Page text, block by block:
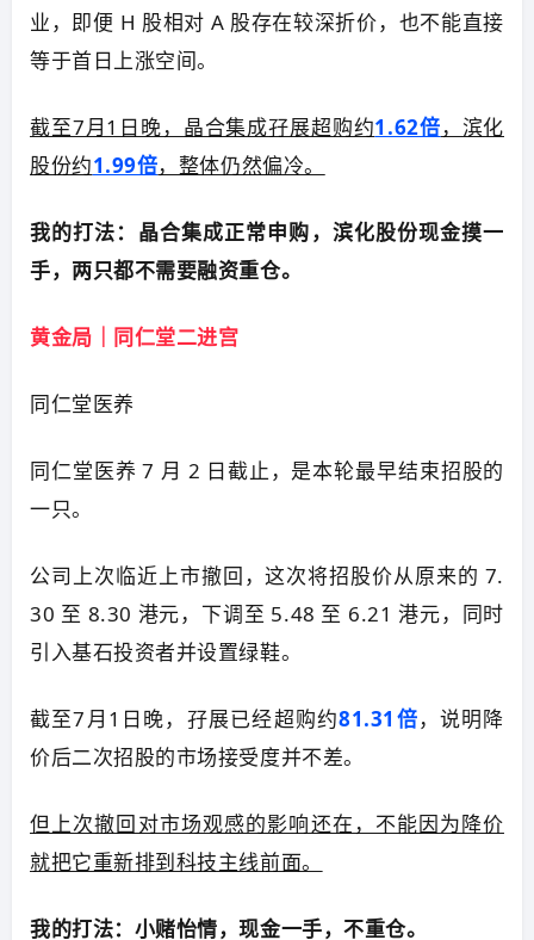
业，即便 H 股相对 A 股存在较深折价，也不能直接
等于首日上涨空间。
截至7月1日晚，晶合集成孖展超购约1.62倍，滨化
股份约1.99倍，整体仍然偏冷。
我的打法：晶合集成正常申购，滨化股份现金摸一
手，两只都不需要融资重仓。
黄金局｜同仁堂二进宫
同仁堂医养
同仁堂医养 7 月 2 日截止，是本轮最早结束招股的
一只。
公司上次临近上市撤回，这次将招股价从原来的 7.
30 至 8.30 港元，下调至 5.48 至 6.21 港元，同时
引入基石投资者并设置绿鞋。
截至7月1日晚，孖展已经超购约81.31倍，说明降
价后二次招股的市场接受度并不差。
但上次撤回对市场观感的影响还在，不能因为降价
就把它重新排到科技主线前面。
我的打法：小赌怡情，现金一手，不重仓。